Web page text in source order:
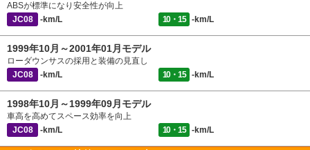
ABSが標準になり安全性が向上
JC08
-km/L 10・15 -km/L
1999年10月～2001年01月モデル
ローダウンサスの採用と装備の見直し
JC08
-km/L 10・15 -km/L
1998年10月～1999年09月モデル
車高を高めてスペース効率を向上
JC08
-km/L 10・15 -km/L